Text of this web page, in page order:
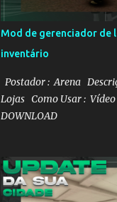
Mod de gerenciador de
inventário
Postador : Arena
Lojas Como Usar :
DOWNLOAD